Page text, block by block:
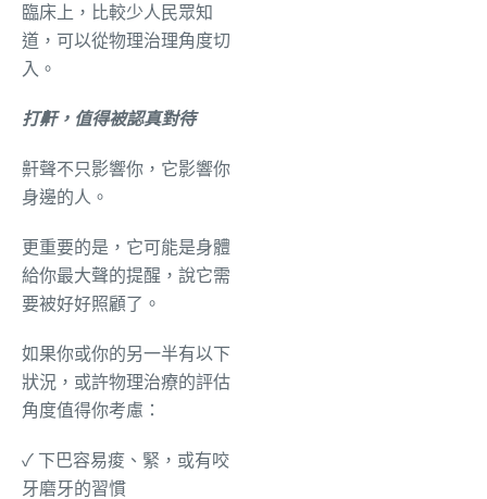
臨床上，比較少人民眾知
道，可以從物理治理角度切
入。
打鼾，值得被認真對待
鼾聲不只影響你，它影響你
身邊的人。
更重要的是，它可能是身體
給你最大聲的提醒，說它需
要被好好照顧了。
如果你或你的另一半有以下
狀況，或許物理治療的評估
角度值得你考慮：
✓ 下巴容易痠、緊，或有咬
牙磨牙的習慣